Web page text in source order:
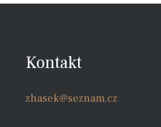
Kontakt
zhasek@seznam.cz